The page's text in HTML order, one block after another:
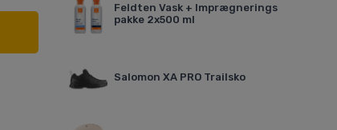
Feldten Vask + Imprægnerings
pakke 2x500 ml
Salomon XA PRO Trailsko